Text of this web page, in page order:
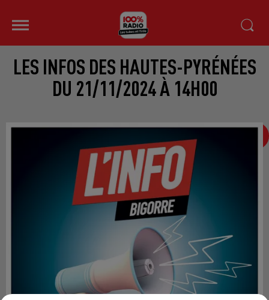
LES INFOS DES HAUTES-PYRÉNÉES
DU 21/11/2024 À 14H00